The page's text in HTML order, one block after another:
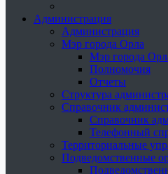
Администрация
Администрация
Мэр города Орла
Мэр города
Полномочия
Отчеты
Структура
Справочник
Справочник
Телефонный
Территориальные
Подведомственные